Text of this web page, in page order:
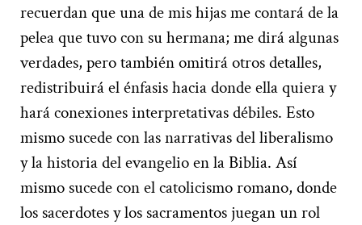
recuerdan que una de mis hijas me contará de la
pelea que tuvo con su hermana; me dirá algunas
verdades, pero también omitirá otros detalles,
redistribuirá el énfasis hacia donde ella quiera y
hará conexiones interpretativas débiles. Esto
mismo sucede con las narrativas del liberalismo
y la historia del evangelio en la Biblia. Así
mismo sucede con el catolicismo romano, donde
los sacerdotes y los sacramentos juegan un rol